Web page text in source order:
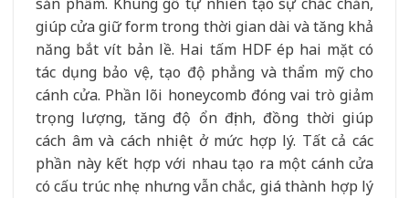
giúp cửa giữ form trong thời gian dài và tăng khả
năng bắt vít bản lề. Hai tấm HDF ép hai mặt có
tác dụng bảo vệ, tạo độ phẳng và thẩm mỹ cho
cánh cửa. Phần lõi honeycomb đóng vai trò giảm
trọng lượng, tăng độ ổn định, đồng thời giúp
cách âm và cách nhiệt ở mức hợp lý. Tất cả các
phần này kết hợp với nhau tạo ra một cánh cửa
có cấu trúc nhẹ nhưng vẫn chắc, giá thành hợp lý